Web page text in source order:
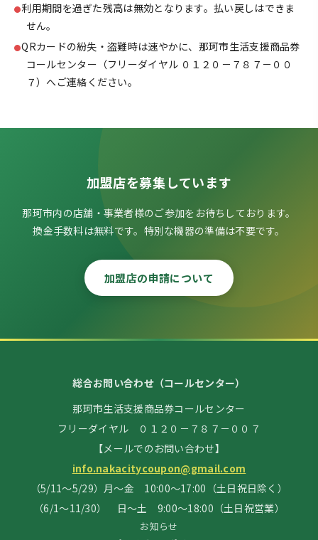
利用期間を過ぎた残高は無効となります。払い戻しはできま
せん。
QRカードの紛失・盗難時は速やかに、那珂市生活支援商品券
コールセンター（フリーダイヤル ０１２０－７８７－００
７）へご連絡ください。
加盟店を募集しています
那珂市内の店舗・事業者様のご参加をお待ちしております。
換金手数料は無料です。特別な機器の準備は不要です。
加盟店の申請について
総合お問い合わせ（コールセンター）
那珂市生活支援商品券コールセンター
フリーダイヤル ０１２０－７８７－００７
【メールでのお問い合わせ】
info.nakacitycoupon@gmail.com
（5/11～5/29）月～金 10:00～17:00（土日祝日除く）
（6/1～11/30） 日～土 9:00～18:00（土日祝営業）
お知らせ